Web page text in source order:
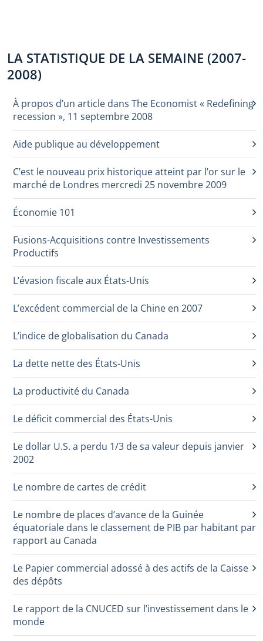
LA STATISTIQUE DE LA SEMAINE (2007-
2008)
À propos d’un article dans The Economist « Redefining
recession », 11 septembre 2008
Aide publique au développement
C’est le nouveau prix historique atteint par l’or sur le
marché de Londres mercredi 25 novembre 2009
Économie 101
Fusions-Acquisitions contre Investissements
Productifs
L’évasion fiscale aux États-Unis
L’excédent commercial de la Chine en 2007
L’indice de globalisation du Canada
La dette nette des États-Unis
La productivité du Canada
Le déficit commercial des États-Unis
Le dollar U.S. a perdu 1/3 de sa valeur depuis janvier
2002
Le nombre de cartes de crédit
Le nombre de places d’avance de la Guinée
équatoriale dans le classement de PIB par habitant par
rapport au Canada
Le Papier commercial adossé à des actifs de la Caisse
des dépôts
Le rapport de la CNUCED sur l’investissement dans le
monde